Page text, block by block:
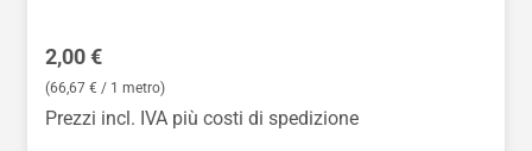
Prezzo normale:
2,00 €
(66,67 € / 1 metro)
Prezzi incl. IVA più costi di spedizione